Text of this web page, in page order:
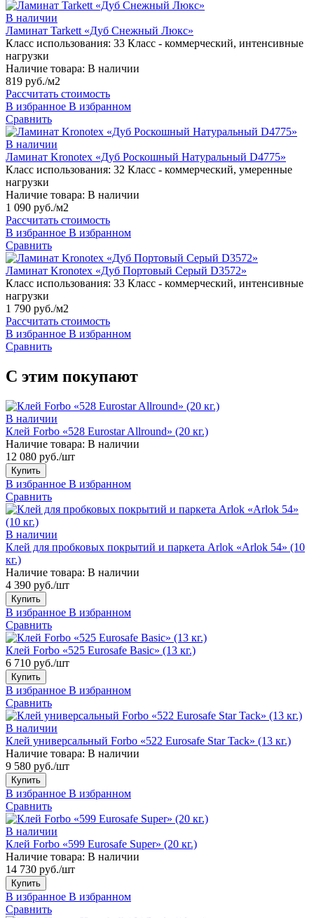
В наличии
Ламинат Tarkett «Дуб Снежный Люкс»
Класс использования: 33 Класс - коммерческий, интенсивные
нагрузки
Наличие товара: В наличии
819 руб./м2
Рассчитать стоимость
В избранное В избранном
Сравнить
В наличии
Ламинат Kronotex «Дуб Роскошный Натуральный D4775»
Класс использования: 32 Класс - коммерческий, умеренные
нагрузки
Наличие товара: В наличии
1 090 руб./м2
Рассчитать стоимость
В избранное В избранном
Сравнить
Ламинат Kronotex «Дуб Портовый Серый D3572»
Класс использования: 33 Класс - коммерческий, интенсивные
нагрузки
1 790 руб./м2
Рассчитать стоимость
В избранное В избранном
Сравнить
С этим покупают
В наличии
Клей Forbo «528 Eurostar Allround» (20 кг.)
Наличие товара: В наличии
12 080 руб./шт
Купить
В избранное В избранном
Сравнить
В наличии
Клей для пробковых покрытий и паркета Arlok «Arlok 54» (10
кг.)
Наличие товара: В наличии
4 390 руб./шт
Купить
В избранное В избранном
Сравнить
Клей Forbo «525 Eurosafe Basic» (13 кг.)
6 710 руб./шт
Купить
В избранное В избранном
Сравнить
В наличии
Клей универсальный Forbo «522 Eurosafe Star Tack» (13 кг.)
Наличие товара: В наличии
9 580 руб./шт
Купить
В избранное В избранном
Сравнить
В наличии
Клей Forbo «599 Eurosafe Super» (20 кг.)
Наличие товара: В наличии
14 730 руб./шт
Купить
В избранное В избранном
Сравнить